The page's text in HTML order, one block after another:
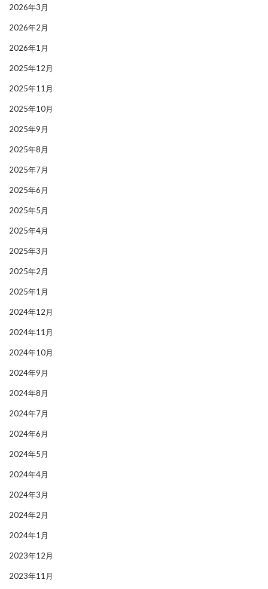
2026年3月
2026年2月
2026年1月
2025年12月
2025年11月
2025年10月
2025年9月
2025年8月
2025年7月
2025年6月
2025年5月
2025年4月
2025年3月
2025年2月
2025年1月
2024年12月
2024年11月
2024年10月
2024年9月
2024年8月
2024年7月
2024年6月
2024年5月
2024年4月
2024年3月
2024年2月
2024年1月
2023年12月
2023年11月